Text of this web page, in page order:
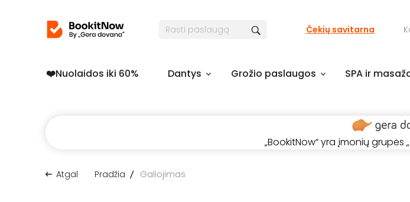
Čekių savitarna
❤️️Nuolaidos iki 60% Dantys Grožio paslaugos SPA ir
„BookitNow“ yra įmonių grupės
Atgal Pradžia Galiojimas